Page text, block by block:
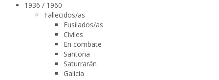
1936 / 1960
Fallecidos/as
Fusilados/as
Civiles
En combate
Santoña
Saturrarán
Galicia